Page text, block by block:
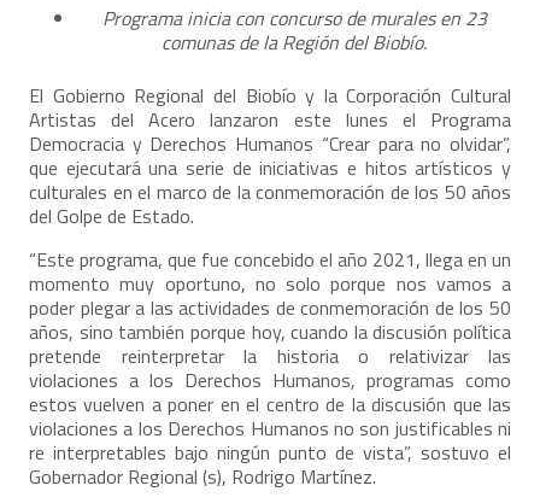
Programa inicia con concurso de murales en 23
comunas de la Región del Biobío.
El Gobierno Regional del Biobío y la Corporación Cultural
Artistas del Acero lanzaron este lunes el Programa
Democracia y Derechos Humanos “Crear para no olvidar”,
que ejecutará una serie de iniciativas e hitos artísticos y
culturales en el marco de la conmemoración de los 50 años
del Golpe de Estado.
“Este programa, que fue concebido el año 2021, llega en un
momento muy oportuno, no solo porque nos vamos a
poder plegar a las actividades de conmemoración de los 50
años, sino también porque hoy, cuando la discusión política
pretende reinterpretar la historia o relativizar las
violaciones a los Derechos Humanos, programas como
estos vuelven a poner en el centro de la discusión que las
violaciones a los Derechos Humanos no son justificables ni
re interpretables bajo ningún punto de vista”, sostuvo el
Gobernador Regional (s), Rodrigo Martínez.